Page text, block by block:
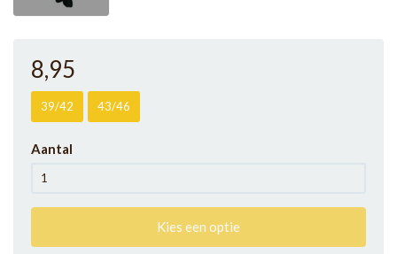
8,95
39/42 43/46
Aantal
Kies een optie